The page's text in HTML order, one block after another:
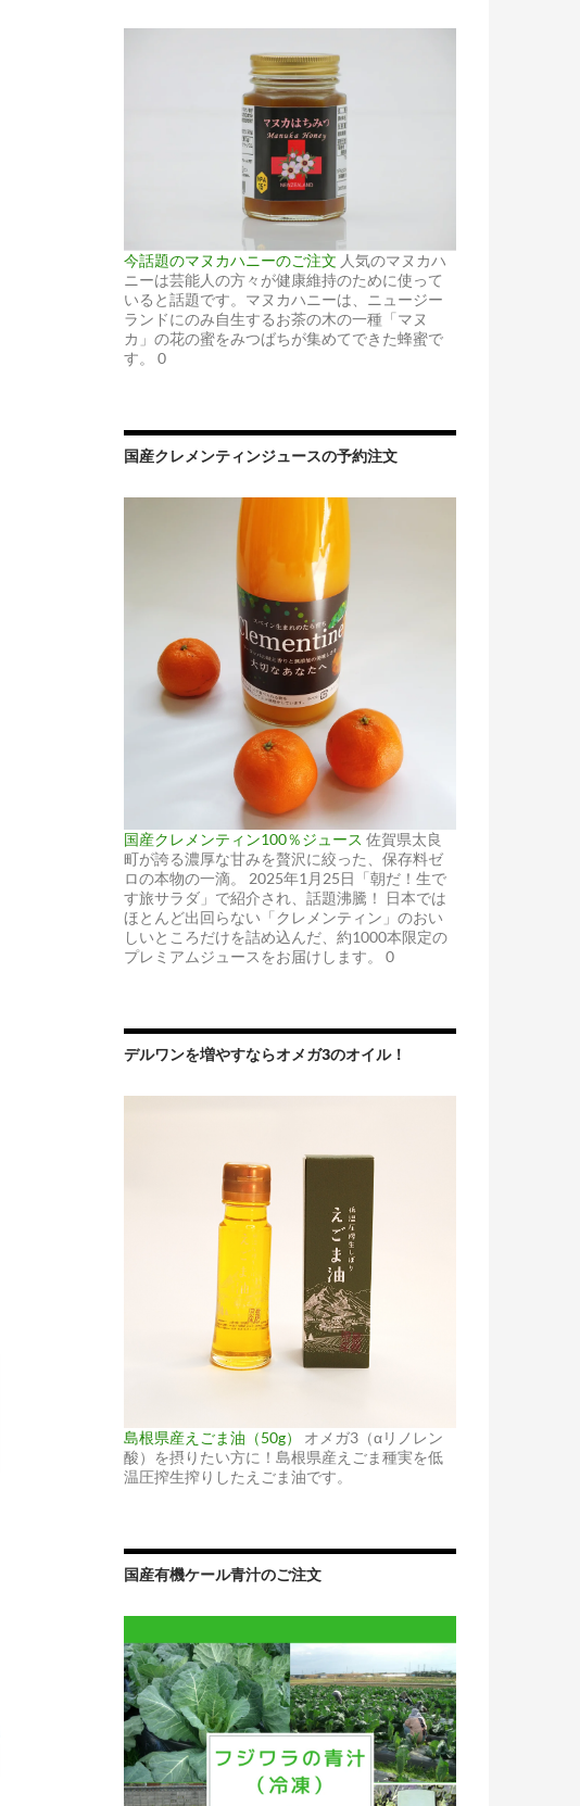
今話題のマヌカハニーのご注文 人気のマヌカハ
ニーは芸能人の方々が健康維持のために使って
いると話題です。マヌカハニーは、ニュージー
ランドにのみ自生するお茶の木の一種「マヌ
カ」の花の蜜をみつばちが集めてできた蜂蜜で
す。 0
国産クレメンティンジュースの予約注文
国産クレメンティン100％ジュース 佐賀県太良
町が誇る濃厚な甘みを贅沢に絞った、保存料ゼ
ロの本物の一滴。 2025年1月25日「朝だ！生で
す旅サラダ」で紹介され、話題沸騰！ 日本では
ほとんど出回らない「クレメンティン」のおい
しいところだけを詰め込んだ、約1000本限定の
プレミアムジュースをお届けします。 0
デルワンを増やすならオメガ3のオイル！
島根県産えごま油（50g）
オメガ3（αリノレン
酸）を摂りたい方に！島根県産えごま種実を低
温圧搾生搾りしたえごま油です。
国産有機ケール青汁のご注文